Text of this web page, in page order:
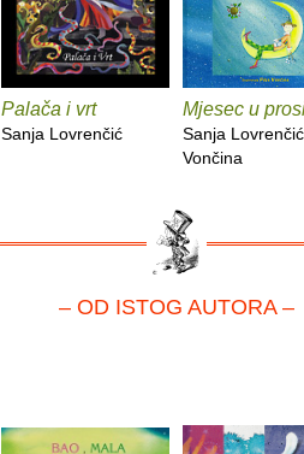
Palača i vrt
Sanja Lovrenčić
Mjesec u
Sanja
Vončina
– OD ISTOG AUTORA –